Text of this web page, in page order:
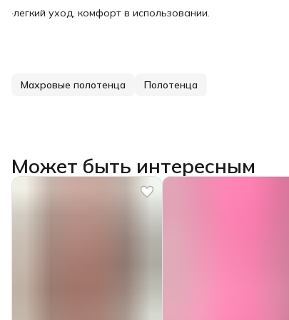
·легкий уход, комфорт в использовании.
Махровые полотенца Полотенца
Может быть интересным